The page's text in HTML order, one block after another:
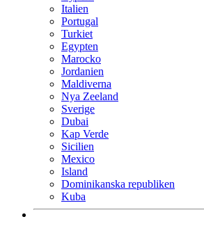
Italien
Portugal
Turkiet
Egypten
Marocko
Jordanien
Maldiverna
Nya Zeeland
Sverige
Dubai
Kap Verde
Sicilien
Mexico
Island
Dominikanska republiken
Kuba